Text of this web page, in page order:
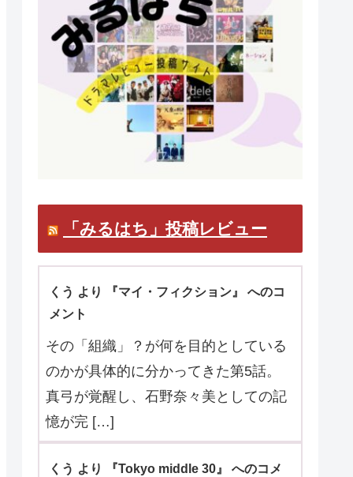
「みるはち」投稿レビュー
くう より 『マイ・フィクション』 へのコ
メント
その「組織」？が何を目的としている
のかが具体的に分かってきた第5話。
真弓が覚醒し、石野奈々美としての記
憶が完 […]
くう より 『Tokyo middle 30』 へのコメ